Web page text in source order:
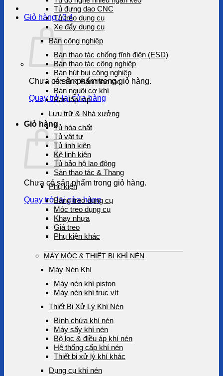
Giỏ hàng /0₫
Chưa có sản phẩm trong giỏ hàng.
Quay trở lại cửa hàng
Giỏ hàng
Chưa có sản phẩm trong giỏ hàng.
Quay trở lại cửa hàng
Tủ đựng dao CNC
Tủ treo dụng cụ
Xe đẩy dụng cụ
Bàn công nghiệp
Bàn thao tác chống tĩnh điện (ESD)
Bàn thao tác công nghiệp
Bàn hút bụi công nghiệp
Hệ tủ & Bàn thao tác
Bàn nguội cơ khí
Bàn lắp ráp
Lưu trữ & Nhà xưởng
Tủ hóa chất
Tủ vật tư
Tủ linh kiện
Kệ linh kiện
Tủ bảo hộ lao động
Sàn thao tác & Thang
Phụ kiện
Bảng treo dụng cụ
Móc treo dụng cụ
Khay nhựa
Giá treo
Phụ kiện khác
MÁY MÓC & THIẾT BỊ KHÍ NÉN
Máy Nén Khí
Máy nén khí piston
Máy nén khí trục vít
Thiết Bị Xử Lý Khí Nén
Bình chứa khí nén
Máy sấy khí nén
Bộ lọc & điều áp khí nén
Hệ thống cấp khí nén
Thiết bị xử lý khí khác
Dụng cụ khí nén